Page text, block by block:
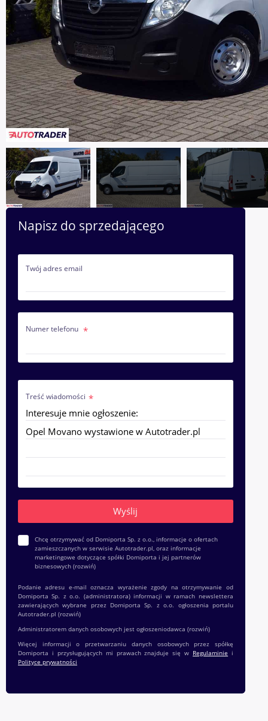
Napisz do sprzedającego
Twój adres email
Numer telefonu
Treść wiadomości
Chcę otrzymywać od Domiporta Sp. z o.o., informacje o ofertach
zamieszczanych w serwisie Autotrader.pl, oraz informacje
marketingowe dotyczące spółki Domiporta i jej partnerów
biznesowych (rozwiń)
Podanie adresu e-mail oznacza wyrażenie zgody na otrzymywanie od
Domiporta Sp. z o.o. (administratora) informacji w ramach newslettera
zawierających wybrane przez Domiporta Sp. z o.o. ogłoszenia portalu
Autotrader.pl (rozwiń)
Administratorem danych osobowych jest ogłoszeniodawca (rozwiń)
Więcej informacji o przetwarzaniu danych osobowych przez spółkę
Domiporta i przysługujących mi prawach znajduje się w Regulaminie i
Polityce prywatności